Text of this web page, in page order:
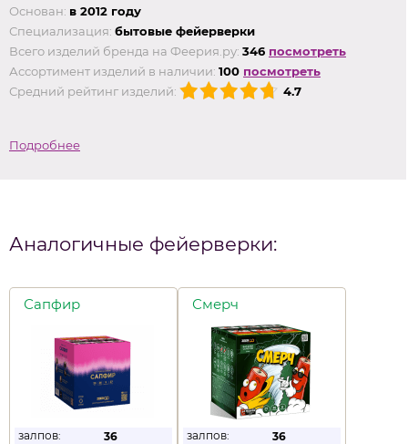
Основан: в 2012 году
Специализация: бытовые фейерверки
Всего изделий бренда на Феерия.ру: 346 посмотреть
Ассортимент изделий в наличии: 100 посмотреть
Средний рейтинг изделий:
4.7
Подробнее
Аналогичные фейерверки:
Сапфир
залпов:
36
Смерч
залпов:
36